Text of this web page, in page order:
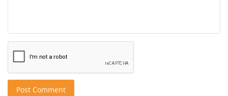
Post Comment